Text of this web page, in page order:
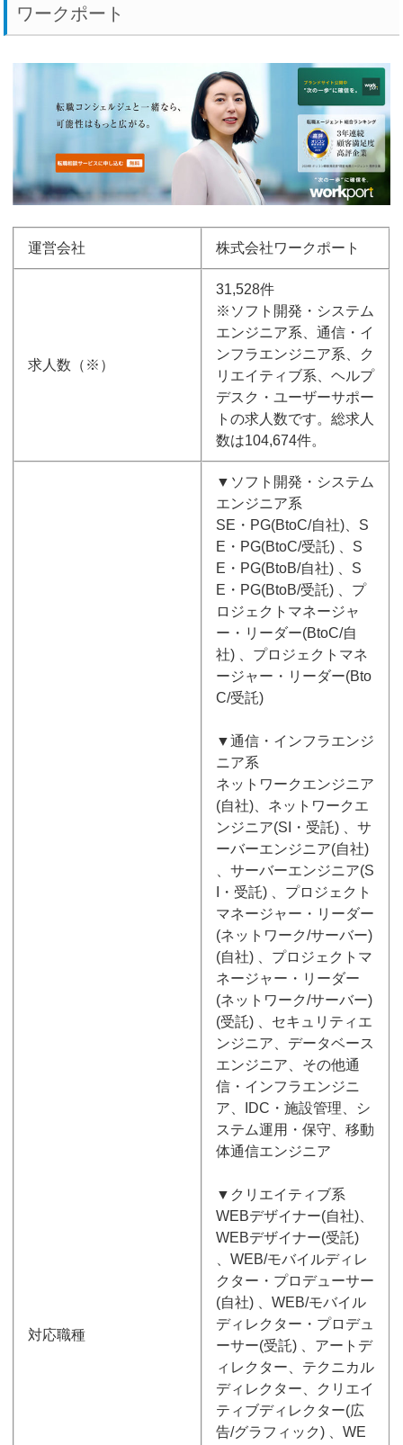
ワークポート
運営会社 株式会社ワークポート
求人数（※）
31,528件
※ソフト開発・システム
エンジニア系、通信・イ
ンフラエンジニア系、ク
リエイティブ系、ヘルプ
デスク・ユーザーサポー
トの求人数です。総求人
数は104,674件。
対応職種
▼ソフト開発・システム
エンジニア系
SE・PG(BtoC/自社)、S
E・PG(BtoC/受託) 、S
E・PG(BtoB/自社) 、S
E・PG(BtoB/受託) 、プ
ロジェクトマネージャ
ー・リーダー(BtoC/自
社) 、プロジェクトマネ
ージャー・リーダー(Bto
C/受託)
▼通信・インフラエンジ
ニア系
ネットワークエンジニア
(自社)、ネットワークエ
ンジニア(SI・受託) 、サ
ーバーエンジニア(自社)
、サーバーエンジニア(S
I・受託) 、プロジェクト
マネージャー・リーダー
(ネットワーク/サーバー)
(自社) 、プロジェクトマ
ネージャー・リーダー
(ネットワーク/サーバー)
(受託) 、セキュリティエ
ンジニア、データベース
エンジニア、その他通
信・インフラエンジニ
ア、IDC・施設管理、シ
ステム運用・保守、移動
体通信エンジニア
▼クリエイティブ系
WEBデザイナー(自社)、
WEBデザイナー(受託)
、WEB/モバイルディレ
クター・プロデューサー
(自社) 、WEB/モバイル
ディレクター・プロデュ
ーサー(受託) 、アートデ
ィレクター、テクニカル
ディレクター、クリエイ
ティブディレクター(広
告/グラフィック) 、WE